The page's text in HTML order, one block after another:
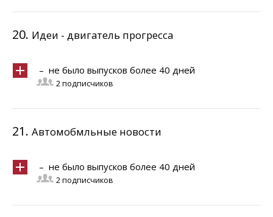
20. Идеи - двигатель прогресса
– не было выпусков более 40 дней
2 подписчиков
21. Автомобмльные новости
– не было выпусков более 40 дней
2 подписчиков